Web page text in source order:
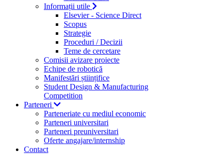
Informații utile
Elsevier - Science Direct
Scopus
Strategie
Proceduri / Decizii
Teme de cercetare
Comisii avizare proiecte
Echipe de robotică
Manifestări științifice
Student Design & Manufacturing
Competition
Parteneri
Parteneriate cu mediul economic
Parteneri universitari
Parteneri preuniversitari
Oferte angajare/internship
Contact